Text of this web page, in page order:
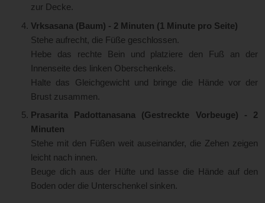
zur Decke.
Vrksasana (Baum) - 2 Minuten (1 Minute pro Seite)
Stehe aufrecht, die Füße geschlossen.
Hebe das rechte Bein und platziere den Fuß an der
Innenseite des linken Oberschenkels.
Halte das Gleichgewicht und bringe die Hände vor der
Brust zusammen.
Prasarita Padottanasana (Gestreckte Vorbeuge) - 2
Minuten
Stehe mit den Füßen weit auseinander, die Zehen zeigen
leicht nach innen.
Beuge dich aus der Hüfte und lasse die Hände auf den
Boden oder die Unterschenkel sinken.